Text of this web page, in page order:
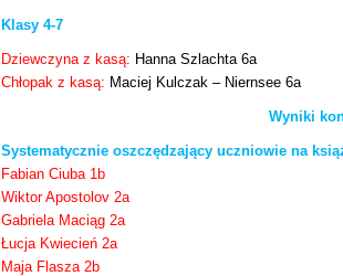
Klasy 4-7
Dziewczyna z kasą: Hanna Szlachta 6a
Chłopak z kasą: Maciej Kulczak – Niernsee 6a
Wyniki
Systematycznie oszczędzający uczniowie na
Fabian Ciuba 1b
Wiktor Apostolov 2a
Gabriela Maciąg 2a
Łucja Kwiecień 2a
Maja Flasza 2b